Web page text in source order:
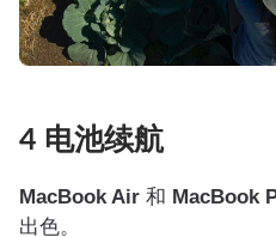
4 电池续航
MacBook Air 和 MacBook
出色。